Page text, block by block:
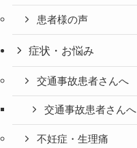
患者様の声
症状・お悩み
交通事故患者さんへ
交通事故患者さんへ
不妊症・生理痛